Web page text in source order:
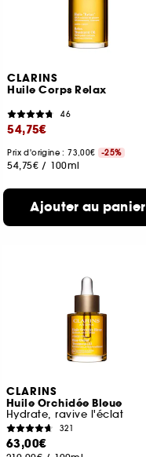
CLARINS
Huile Corps Relax
46
54,75€
Prix d'origine : 73,00€ -25%
54,75€ / 100ml
Ajouter au panier
CLARINS
Huile Orchidée Bleue
Hydrate, ravive l'éclat
321
63,00€